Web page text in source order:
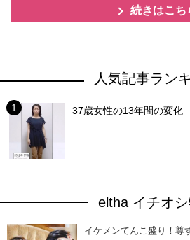
続きはこち
人気記事ラン
37歳女性の13年間の変化
eltha イチオ
イケメンてんこ盛り！尊